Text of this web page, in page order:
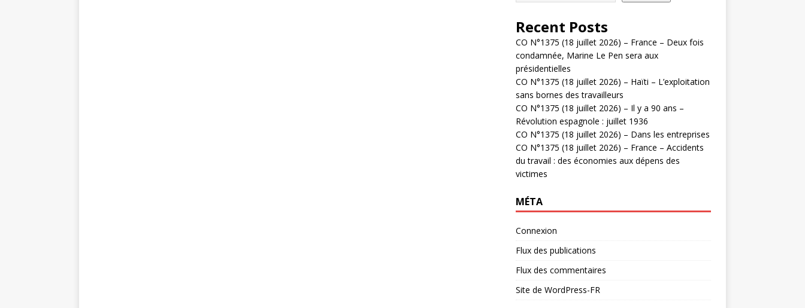
Recent Posts
CO N°1375 (18 juillet 2026) – France – Deux fois
condamnée, Marine Le Pen sera aux
présidentielles
CO N°1375 (18 juillet 2026) – Haïti – L’exploitation
sans bornes des travailleurs
CO N°1375 (18 juillet 2026) – Il y a 90 ans –
Révolution espagnole : juillet 1936
CO N°1375 (18 juillet 2026) – Dans les entreprises
CO N°1375 (18 juillet 2026) – France – Accidents
du travail : des économies aux dépens des
victimes
MÉTA
Connexion
Flux des publications
Flux des commentaires
Site de WordPress-FR